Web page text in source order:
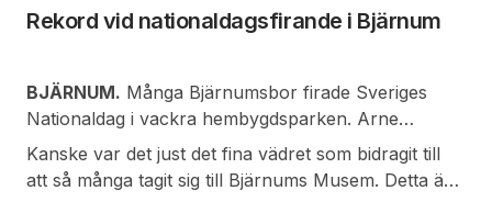
Rekord vid nationaldagsfirande i Bjärnum
BJÄRNUM. Många Bjärnumsbor firade Sveriges
Nationaldag i vackra hembygdsparken. Arne
Wighagen inledde med att hälsa den nästan 500
personer stora publiken samt alla medverkande
Kanske var det just det fina vädret som bidragit till
att så många tagit sig till Bjärnums Musem. Detta är